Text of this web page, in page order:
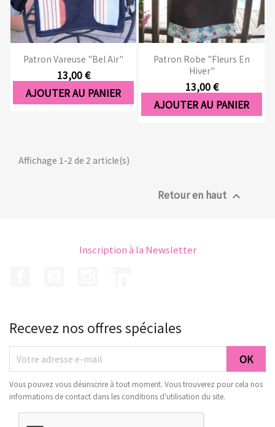
Patron Vareuse "Bel Air"
13,00 €
AJOUTER AU PANIER
Patron Robe "Fleurs En
Hiver"
13,00 €
AJOUTER AU PANIER
Affichage 1-2 de 2 article(s)
Retour en haut 
Inscription à la Newsletter
Recevez nos offres spéciales
Vous pouvez vous désinscrire à tout moment. Vous trouverez pour cela nos
informations de contact dans les conditions d'utilisation du site.